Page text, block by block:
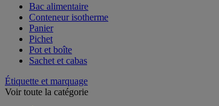
Bac alimentaire
Conteneur isotherme
Panier
Pichet
Pot et boîte
Sachet et cabas
Étiquette et marquage
Voir toute la catégorie